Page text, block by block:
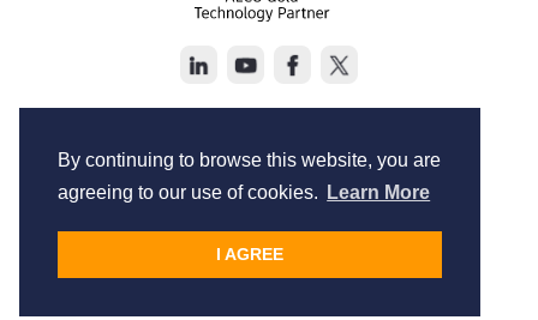
By continuing to browse this website, you are
agreeing to our use of cookies.
Learn More
I AGREE
Terms of Service
Privacy Policy